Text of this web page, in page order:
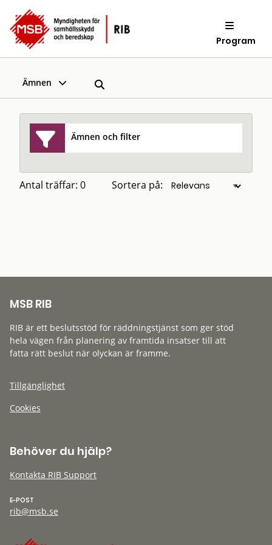
Program
Ämnen
Ämnen och filter
Antal träffar: 0 Sortera på:
MSB RIB
RIB är ett beslutsstöd för räddningstjänst som ger stöd
hela vägen från planering av framtida insatser till att
fatta rätt beslut när olyckan är framme.
Tillgänglighet
Cookies
Behöver du hjälp?
Kontakta RIB Support
E-POST
rib@msb.se